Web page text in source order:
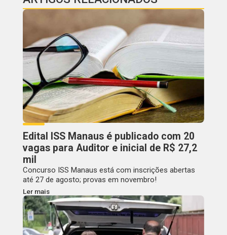
Edital ISS Manaus é publicado com 20
vagas para Auditor e inicial de R$ 27,2
mil
Concurso ISS Manaus está com inscrições abertas
até 27 de agosto; provas em novembro!
Ler mais